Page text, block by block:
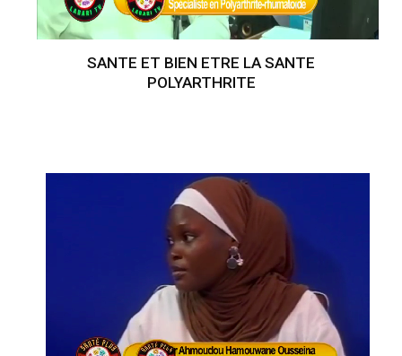
SANTE ET BIEN ETRE LA SANTE
POLYARTHRITE